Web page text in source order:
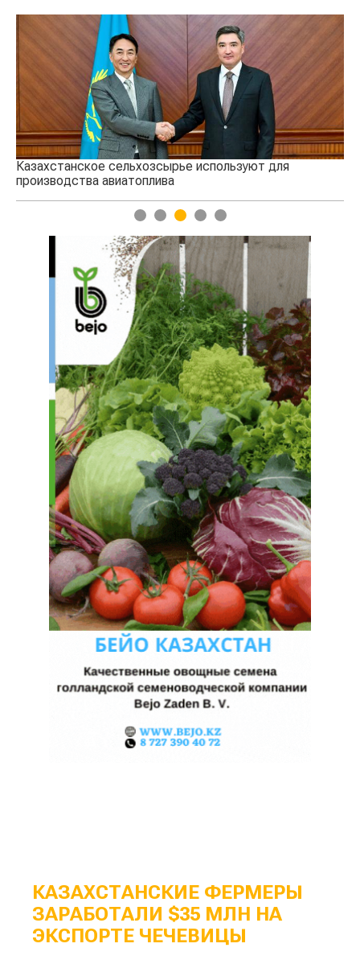
Картофельные войны: колорадского жука будут
выжигать лазером
1 2 3 4 5
КАЗАХСТАНСКИЕ ФЕРМЕРЫ
ЗАРАБОТАЛИ $35 МЛН НА
ЭКСПОРТЕ ЧЕЧЕВИЦЫ